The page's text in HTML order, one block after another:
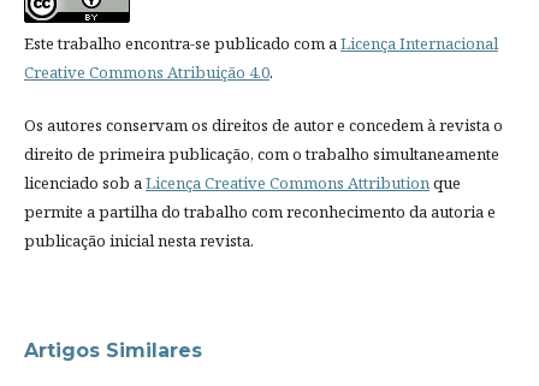
Este trabalho encontra-se publicado com aLicença Internacional
Creative Commons Atribuição 4.0.
Os autores conservam os direitos de autor e concedem à revista o
direito de primeira publicação, com o trabalho simultaneamente
licenciado sob aLicença Creative Commons Attributionque
permite a partilha do trabalho com reconhecimento da autoria e
publicação inicial nesta revista.
Artigos Similares